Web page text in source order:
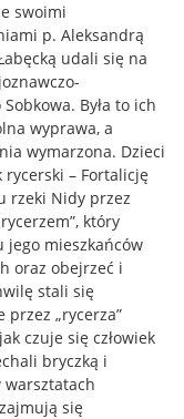
swoimi
p. Aleksandrą
udali się na
Była to ich
wyprawa, a
wymarzona. Dzieci
rycerski – Fortalicję
rzeki Nidy przez
który
jego mieszkańców
oraz obejrzeć i
stali się
przez „rycerza”
czuje się człowiek
bryczką i
się